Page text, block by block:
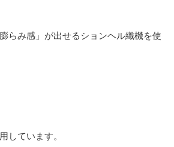
らみ感」が出せるションヘル織機を使
しています。